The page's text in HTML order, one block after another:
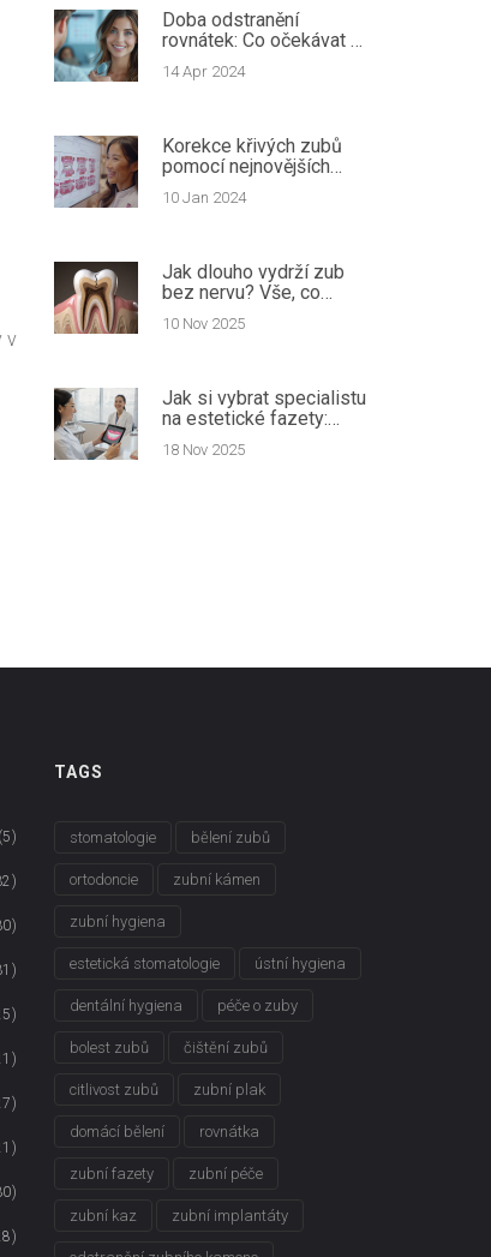
v
Doba odstranění
rovnátek: Co očekávat a
tipy pro rychlejší proces
14 Apr 2024
Korekce křivých zubů
pomocí nejnovějších
biotechnologií:
Průvodce inovacemi
10 Jan 2024
Jak dlouho vydrží zub
bez nervu? Vše, co
musíte vědět o
životnosti po
10 Nov 2025
Jak si vybrat specialistu
na estetické fazety:
průvodce, který vám
ušetří čas a peníze
18 Nov 2025
(5)
TAGS
stomatologie bělení zubů
ortodoncie zubní kámen
zubní hygiena
estetická stomatologie ústní hygiena
dentální hygiena péče o zuby
bolest zubů čištění zubů
citlivost zubů zubní plak
domácí bělení rovnátka
zubní fazety zubní péče
zubní kaz zubní implantáty